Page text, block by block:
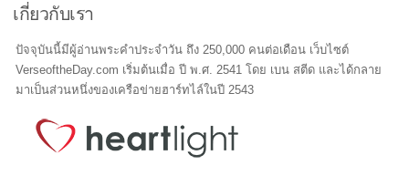
เกี่ยวกับเรา
ปัจจุบันนี้มีผู้อ่านพระคำประจำวัน ถึง 250,000 คนต่อเดือน เว็บไซต์
VerseoftheDay.com เริ่มต้นเมื่อ ปี พ.ศ. 2541 โดย เบน สตีด และได้กลาย
มาเป็นส่วนหนึ่งของเครือข่ายฮาร์ทไล์ในปี 2543